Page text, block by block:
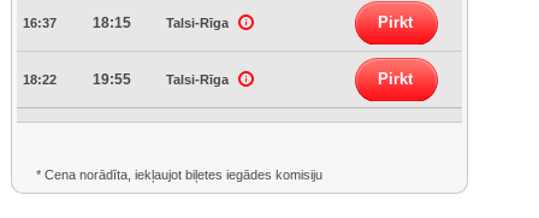
16:37 18:15 Talsi-Rīga Pirkt
18:22 19:55 Talsi-Rīga Pirkt
* Cena norādīta, iekļaujot biļetes iegādes komisiju